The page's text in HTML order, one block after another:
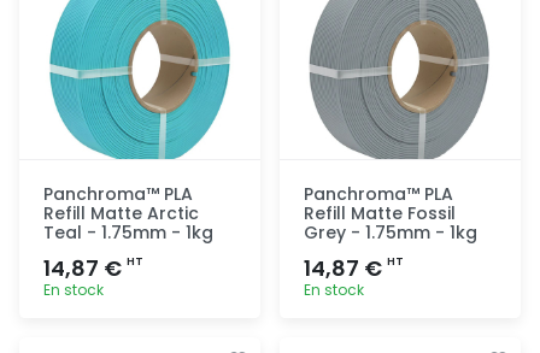
Panchroma™ PLA
Refill Matte Arctic
Teal - 1.75mm - 1kg
14,87 € HT
En stock
Panchroma™ PLA
Refill Matte Fossil
Grey - 1.75mm - 1kg
14,87 € HT
En stock